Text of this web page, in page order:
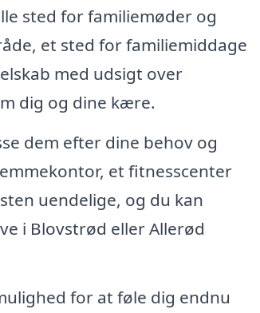
sted for familiemøder og
et sted for familiemiddage
med udsigt over
dig og dine kære.
dem efter dine behov og
et fitnesscenter
uendelige, og du kan
i Blovstrød eller Allerød
for at føle dig endnu